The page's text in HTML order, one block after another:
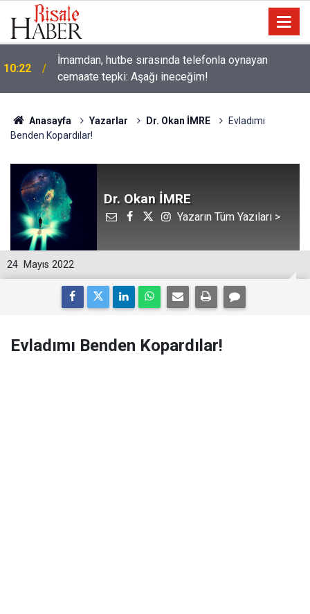
10:22
İmamdan, hutbe sırasında telefonla oynayan
cemaate tepki: Aşağı ineceğim!
Anasayfa Yazarlar Dr. Okan İMRE
Evladımı
Benden Kopardılar!
Dr. Okan İMRE
Yazarın Tüm Yazıları >
24 Mayıs 2022
Evladımı Benden Kopardılar!